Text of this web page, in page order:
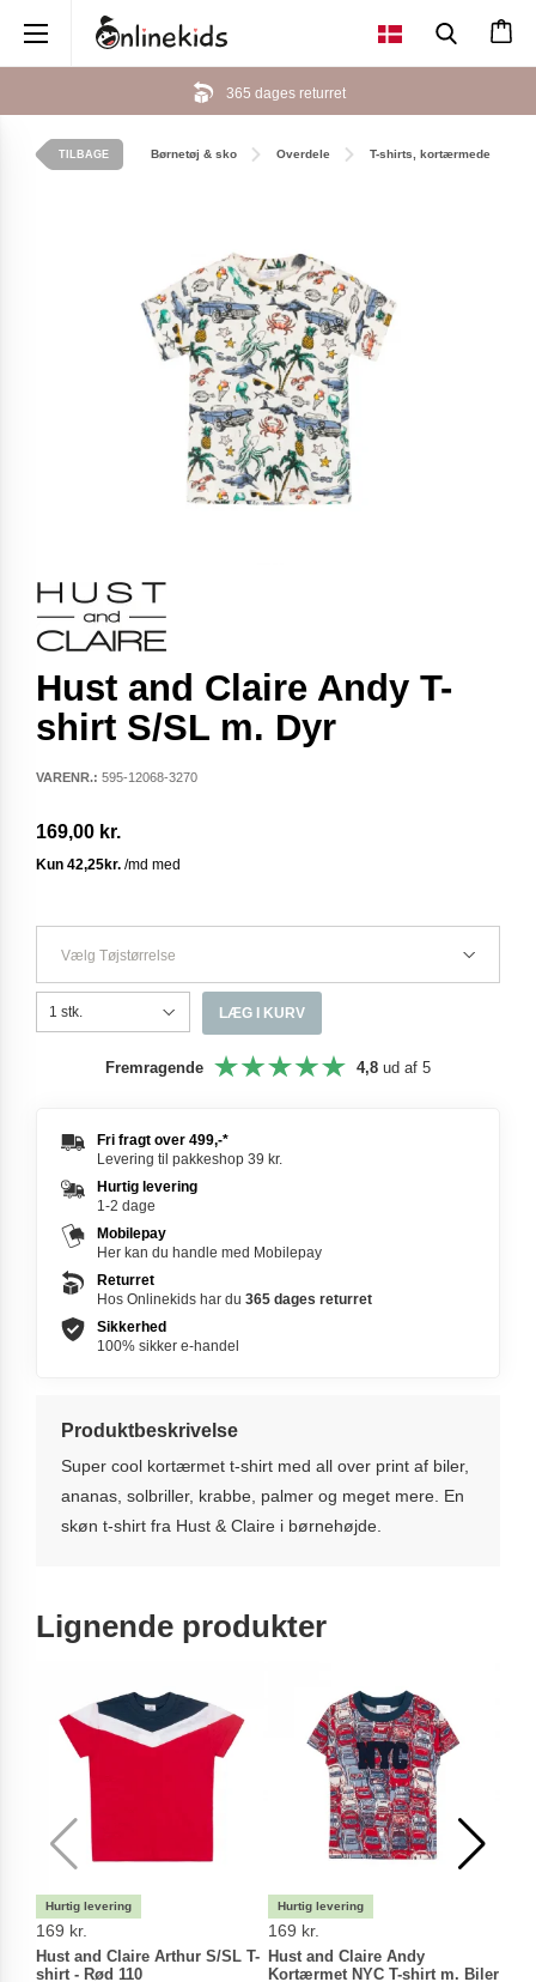
365 dages returret
TILBAGE Børnetøj & sko Overdele T-shirts, kortærmede
Hust and Claire Andy T-
shirt S/SL m. Dyr
VARENR.: 595-12068-3270
169,00 kr.
Vælg Tøjstørrelse
LÆG I KURV
Fremragende 4,8 ud af 5
Fri fragt over 499,-*
Levering til pakkeshop 39 kr.
Hurtig levering
1-2 dage
Mobilepay
Her kan du handle med Mobilepay
Returret
Hos Onlinekids har du 365 dages returret
Sikkerhed
100% sikker e-handel
Produktbeskrivelse
Super cool kortærmet t-shirt med all over print af biler,
ananas, solbriller, krabbe, palmer og meget mere. En
skøn t-shirt fra Hust & Claire i børnehøjde.
Lignende produkter
169 kr.
Hust and Claire Arthur S/SL T-
shirt - Rød 110
169 kr.
Hust and Claire Andy
Kortærmet NYC T-shirt m. Biler